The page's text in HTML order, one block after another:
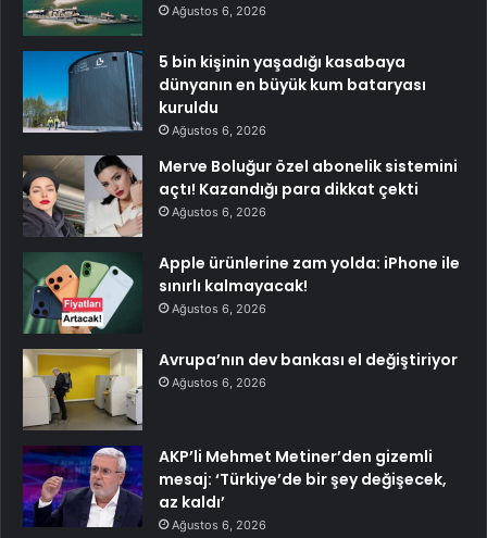
Ağustos 6, 2026
5 bin kişinin yaşadığı kasabaya
dünyanın en büyük kum bataryası
kuruldu
Ağustos 6, 2026
Merve Boluğur özel abonelik sistemini
açtı! Kazandığı para dikkat çekti
Ağustos 6, 2026
Apple ürünlerine zam yolda: iPhone ile
sınırlı kalmayacak!
Ağustos 6, 2026
Avrupa’nın dev bankası el değiştiriyor
Ağustos 6, 2026
AKP’li Mehmet Metiner’den gizemli
mesaj: ‘Türkiye’de bir şey değişecek,
az kaldı’
Ağustos 6, 2026